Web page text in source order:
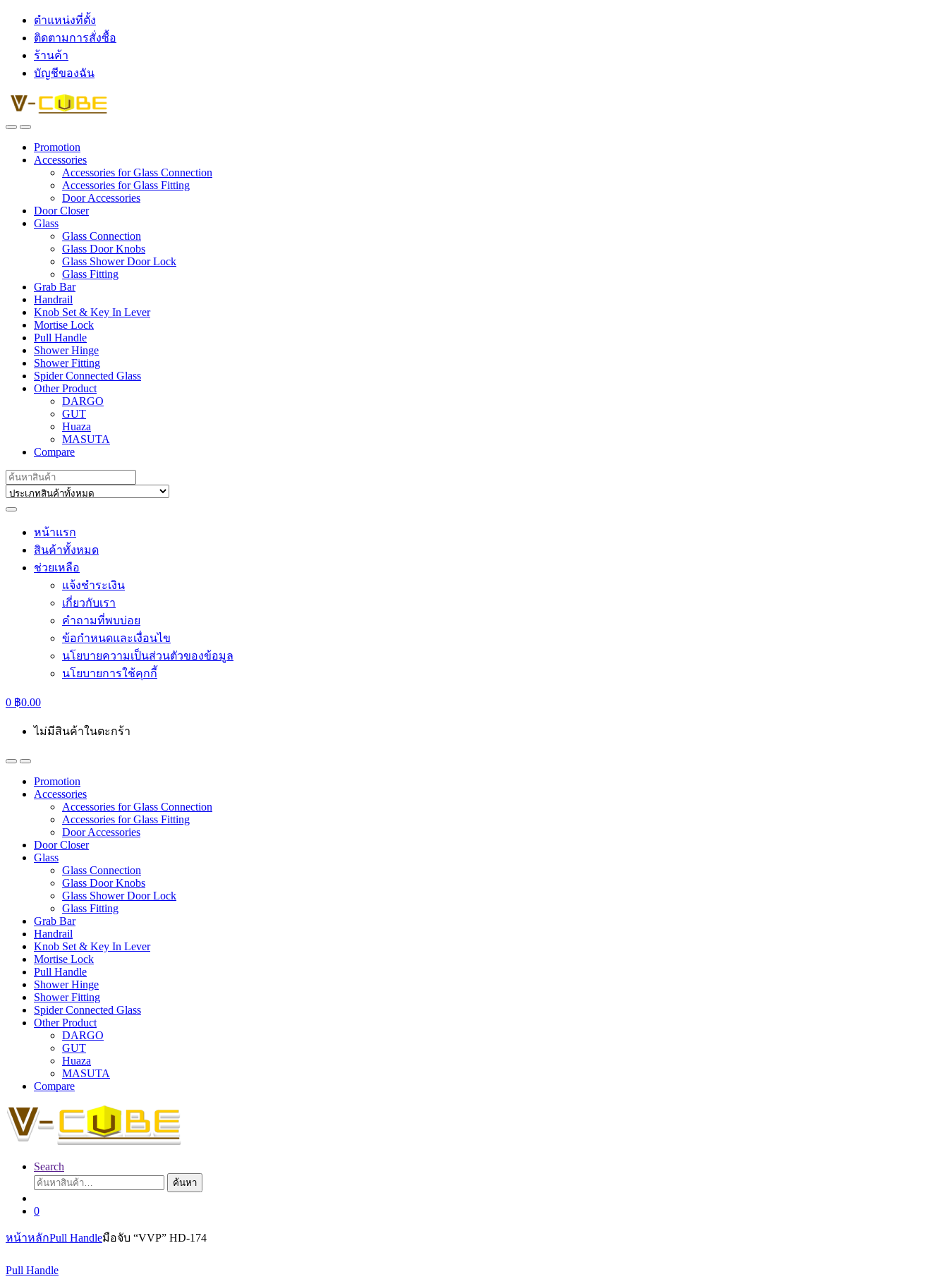
ตำแหน่งที่ตั้ง
ติดตามการสั่งซื้อ
ร้านค้า
บัญชีของฉัน
Promotion
Accessories
Accessories for Glass Connection
Accessories for Glass Fitting
Door Accessories
Door Closer
Glass
Glass Connection
Glass Door Knobs
Glass Shower Door Lock
Glass Fitting
Grab Bar
Handrail
Knob Set & Key In Lever
Mortise Lock
Pull Handle
Shower Hinge
Shower Fitting
Spider Connected Glass
Other Product
DARGO
GUT
Huaza
MASUTA
Compare
Search
for:
หน้าแรก
สินค้าทั้งหมด
ช่วยเหลือ
แจ้งชำระเงิน
เกี่ยวกับเรา
คำถามที่พบบ่อย
ข้อกำหนดและเงื่อนไข
นโยบายความเป็นส่วนตัวของข้อมูล
นโยบายการใช้คุกกี้
0 ฿0.00
ไม่มีสินค้าในตะกร้า
Promotion
Accessories
Accessories for Glass Connection
Accessories for Glass Fitting
Door Accessories
Door Closer
Glass
Glass Connection
Glass Door Knobs
Glass Shower Door Lock
Glass Fitting
Grab Bar
Handrail
Knob Set & Key In Lever
Mortise Lock
Pull Handle
Shower Hinge
Shower Fitting
Spider Connected Glass
Other Product
DARGO
GUT
Huaza
MASUTA
Compare
Search
ค้นหา:
ค้นหา
0
หน้าหลักPull Handleมือจับ “VVP” HD-174
Pull Handle